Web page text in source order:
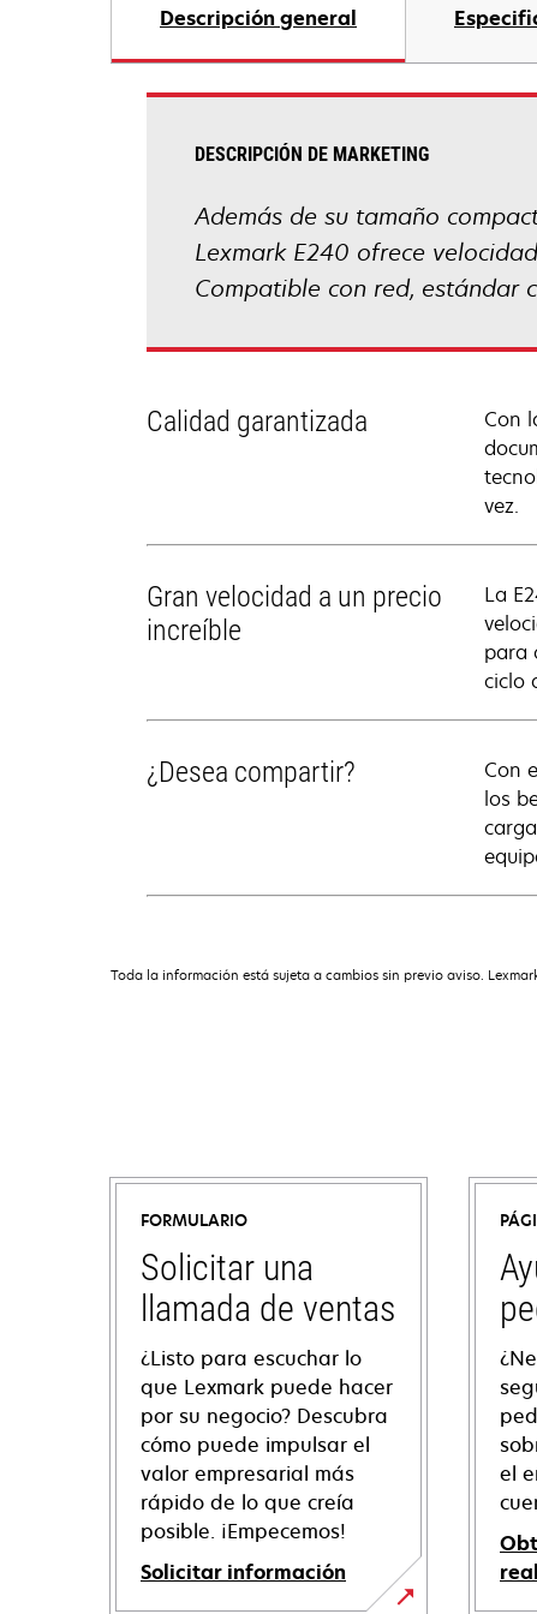
Descripción general
DESCRIPCIÓN DE MARKETING
Además de su tamaño
Lexmark E240 ofrece
Compatible con red, estándar
Calidad garantizada
Con
vez.
Gran velocidad a un precio
increíble
La
para
ciclo
¿Desea compartir?
Con
los
Toda la información está sujeta a cambios sin previo aviso.
FORMULARIO
Solicitar una
llamada de ventas
¿Listo para escuchar lo
que Lexmark puede hacer
por su negocio? Descubra
cómo puede impulsar el
valor empresarial más
rápido de lo que creía
posible. ¡Empecemos!
Solicitar información
el